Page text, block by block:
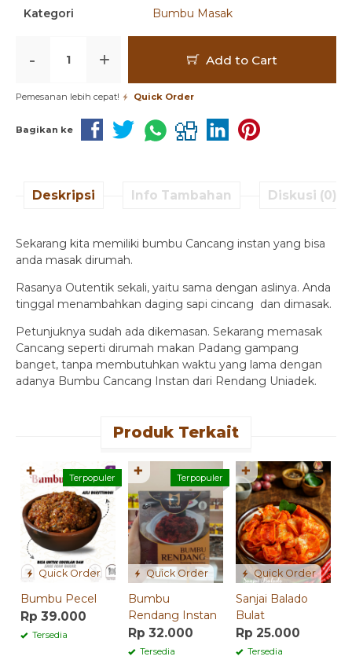
Kategori Bumbu Masak
- + Add to Cart
Pemesanan lebih cepat! Quick Order
Bagikan ke
Deskripsi Info Tambahan Diskusi (0)
Sekarang kita memiliki bumbu Cancang instan yang bisa
anda masak dirumah.
Rasanya Outentik sekali, yaitu sama dengan aslinya. Anda
tinggal menambahkan daging sapi cincang dan dimasak.
Petunjuknya sudah ada dikemasan. Sekarang memasak
Cancang seperti dirumah makan Padang gampang
banget, tanpa membutuhkan waktu yang lama dengan
adanya Bumbu Cancang Instan dari Rendang Uniadek.
Produk Terkait
Quick Order
Terpopuler
Bumbu Pecel
Rp 39.000
Tersedia
✚
Quick Order
Terpopuler
Bumbu
Rendang Instan
Rp 32.000
Tersedia
✚
Quick Order
Sanjai Balado
Bulat
Rp 25.000
Tersedia
✚